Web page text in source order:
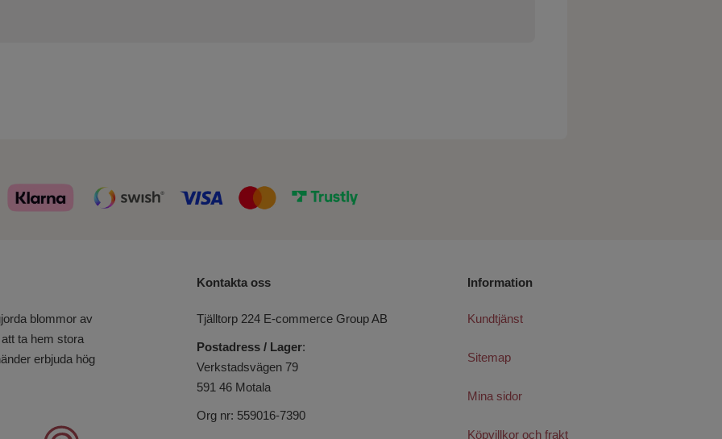
blommor av
ta hem stora
erbjuda hög
Kontakta oss
Tjälltorp 224 E-commerce Group AB
Postadress / Lager:
Verkstadsvägen 79
591 46 Motala
Org nr: 559016-7390
Information
Kundtjänst
Sitemap
Mina sidor
Köpvillkor och frakt